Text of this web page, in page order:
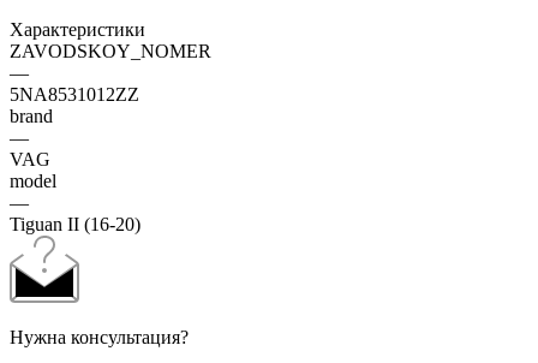
Характеристики
ZAVODSKOY_NOMER
—
5NA8531012ZZ
brand
—
VAG
model
—
Tiguan II (16-20)
Нужна консультация?